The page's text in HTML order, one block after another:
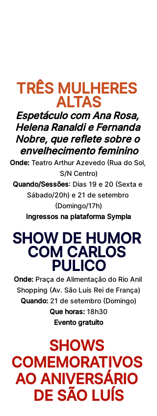
TRÊS MULHERES
ALTAS
Espetáculo com Ana Rosa,
Helena Ranaldi e Fernanda
Nobre, que reflete sobre o
envelhecimento feminino
Onde: Teatro Arthur Azevedo (Rua do Sol,
S/N Centro)
Quando/Sessões: Dias 19 e 20 (Sexta e
Sábado/20h) e 21 de setembro
(Domingo/17h)
Ingressos na plataforma Sympla
SHOW DE HUMOR
COM CARLOS
PULICO
Onde: Praça de Alimentação do Rio Anil
Shopping (Av. São Luís Rei de França)
Quando: 21 de setembro (Domingo)
Que horas: 18h30
Evento gratuito
SHOWS
COMEMORATIVOS
AO ANIVERSÁRIO
DE SÃO LUÍS